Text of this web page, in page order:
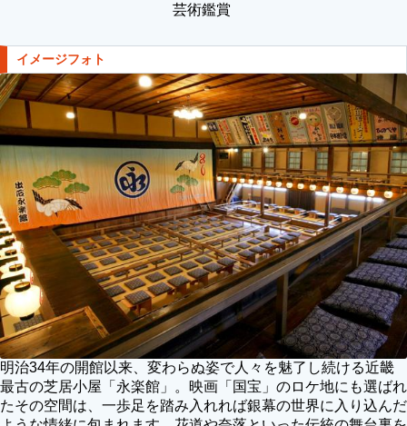
芸術鑑賞
イメージフォト
明治34年の開館以来、変わらぬ姿で人々を魅了し続ける近畿
最古の芝居小屋「永楽館」。映画「国宝」のロケ地にも選ばれ
たその空間は、一歩足を踏み入れれば銀幕の世界に入り込んだ